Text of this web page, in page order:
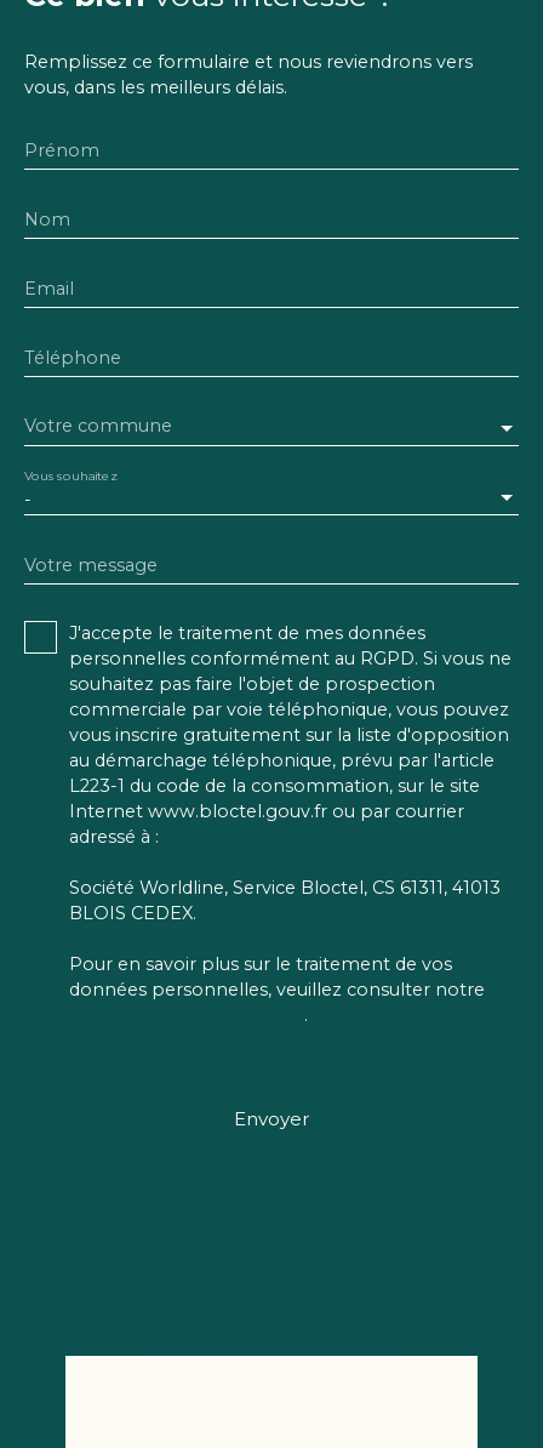
Remplissez ce formulaire et nous reviendrons vers
vous, dans les meilleurs délais.
Prénom
Nom
Email
Téléphone
Votre commune
-
Vous souhaitez
Votre message
J'accepte le traitement de mes données
personnelles conformément au RGPD. Si vous ne
souhaitez pas faire l'objet de prospection
commerciale par voie téléphonique, vous pouvez
vous inscrire gratuitement sur la liste d'opposition
au démarchage téléphonique, prévu par l'article
L223-1 du code de la consommation, sur le site
Internet www.bloctel.gouv.fr ou par courrier
adressé à :
Société Worldline, Service Bloctel, CS 61311, 41013
BLOIS CEDEX.
Pour en savoir plus sur le traitement de vos
données personnelles, veuillez consulter notre
.
Envoyer